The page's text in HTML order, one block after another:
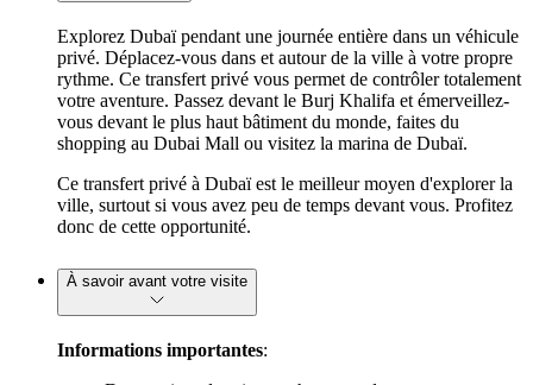
Explorez Dubaï pendant une journée entière dans un véhicule
privé. Déplacez-vous dans et autour de la ville à votre propre
rythme. Ce transfert privé vous permet de contrôler totalement
votre aventure. Passez devant le Burj Khalifa et émerveillez-
vous devant le plus haut bâtiment du monde, faites du
shopping au Dubai Mall ou visitez la marina de Dubaï.
Ce transfert privé à Dubaï est le meilleur moyen d'explorer la
ville, surtout si vous avez peu de temps devant vous. Profitez
donc de cette opportunité.
À savoir avant votre visite
Informations importantes: